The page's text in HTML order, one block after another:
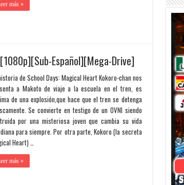
más »
Español][Mega-Drive]
de School Days: Magical Heart Kokoro-chan nos
a Makoto de viaje a la escuela en el tren, es
de una explosión,que hace que el tren se detenga
Se convierte en testigo de un OVNI siendo
por una misteriosa joven que cambia su vida
para siempre. Por otra parte, Kokoro (la secreta
Heart) …
más »